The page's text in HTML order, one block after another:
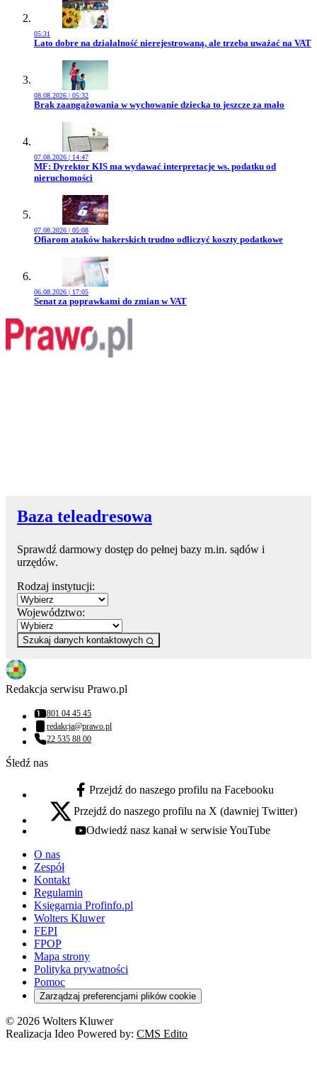
05:31
Przejdź do artykułu:
Lato dobre na działalność nierejestrowaną, ale trzeba uważać na VAT
08.08.2026 | 05:32
Przejdź do artykułu:
Brak zaangażowania w wychowanie dziecka to jeszcze za mało
07.08.2026 | 14:47
Przejdź do artykułu:
MF: Dyrektor KIS ma wydawać interpretacje ws. podatku od
nieruchomości
07.08.2026 | 05:08
Przejdź do artykułu:
Ofiarom ataków hakerskich trudno odliczyć koszty podatkowe
06.08.2026 | 17:05
Przejdź do artykułu:
Senat za poprawkami do zmian w VAT
Baza teleadresowa
Sprawdź darmowy dostęp do pełnej bazy m.in. sądów i
urzędów.
Rodzaj instytucji:
Województwo:
Szukaj danych kontaktowych
Redakcja serwisu Prawo.pl
Numer telefonu:
801 04 45 45
Adres email:
redakcja@prawo.pl
Numer telefonu:
22 535 88 00
Śledź nas
facebook - otwiera się w nowej karcie
Przejdź do naszego profilu na Facebooku
x - otwiera się w nowej karcie
Przejdź do naszego profilu na X (dawniej Twitter)
youtube - otwiera się w nowej karcie
Odwiedź nasz kanał w serwisie YouTube
O nas
Zespół
Kontakt
Regulamin
Księgarnia Profinfo.pl
Wolters Kluwer
FEPI
FPOP
Mapa strony
Polityka prywatności
Pomoc
Zarządzaj preferencjami plików cookie
© 2026 Wolters Kluwer
Realizacja Ideo Powered by: CMS Edito